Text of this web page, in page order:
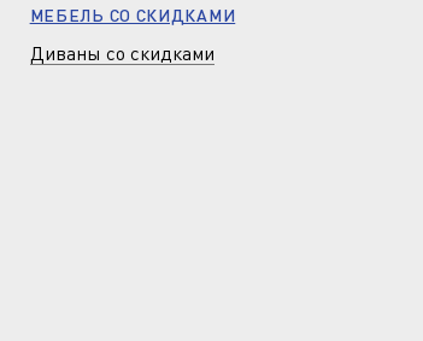
МЕБЕЛЬ СО СКИДКАМИ
Диваны со скидками